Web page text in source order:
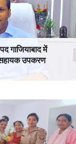
में
सहायक उपकरण